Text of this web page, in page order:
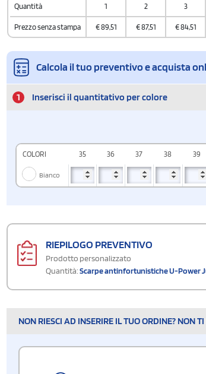
Quantità 1 2 3
Prezzo senza stampa €89,51 €87,51 €84,51
Calcola il tuo preventivo e acquista
1 Inserisci il quantitativo per colore
COLORI 35 36 37 38 39
Bianco
RIEPILOGO PREVENTIVO
Prodotto personalizzato
Quantità:Scarpe antinfortunistiche U-Power
NON RIESCI AD INSERIRE IL TUO ORDINE? NON